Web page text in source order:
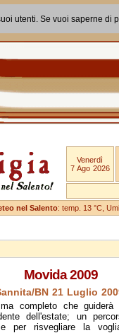
utenti. Se vuoi saperne di
Venerdì
7 Ago 2026
nel Salento: temp. 13 °C,
Movida 2009
BN 21 Luglio
completo che
dell'estate; un
per risvegliare la